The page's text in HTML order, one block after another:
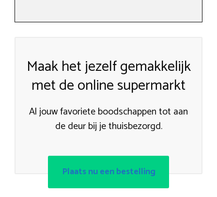
Maak het jezelf gemakkelijk
met de online supermarkt
Al jouw favoriete boodschappen tot aan
de deur bij je thuisbezorgd.
Plaats nu een bestelling